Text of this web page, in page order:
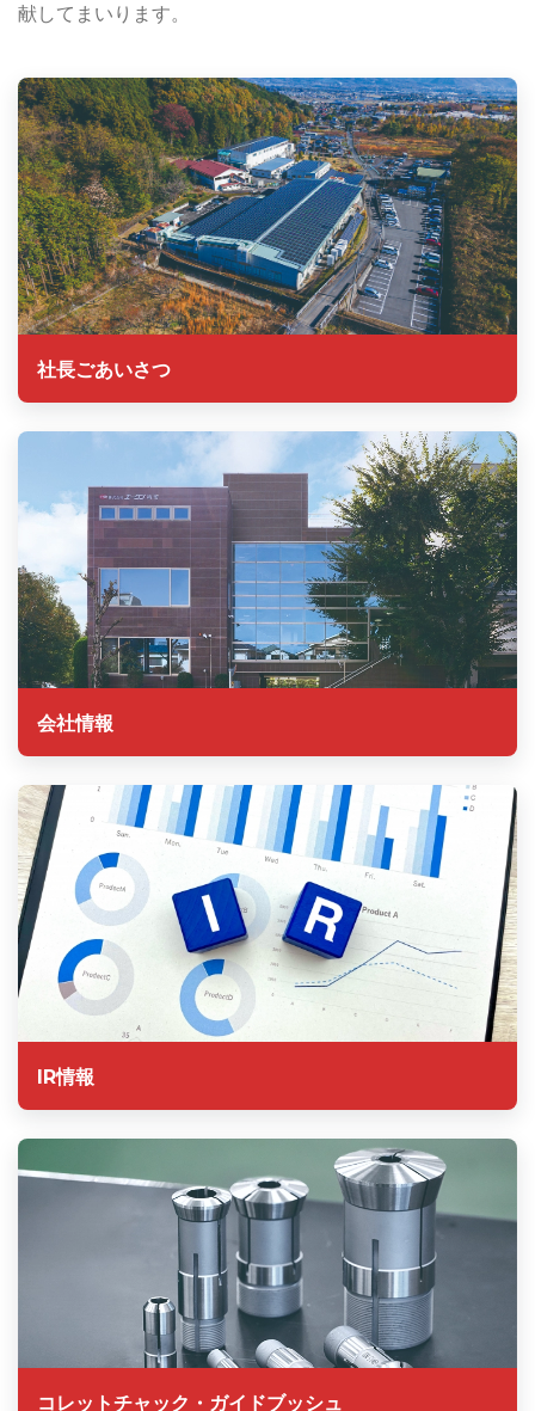
献してまいります。
社長ごあいさつ
会社情報
IR情報
コレットチャック・ガイドブッシュ